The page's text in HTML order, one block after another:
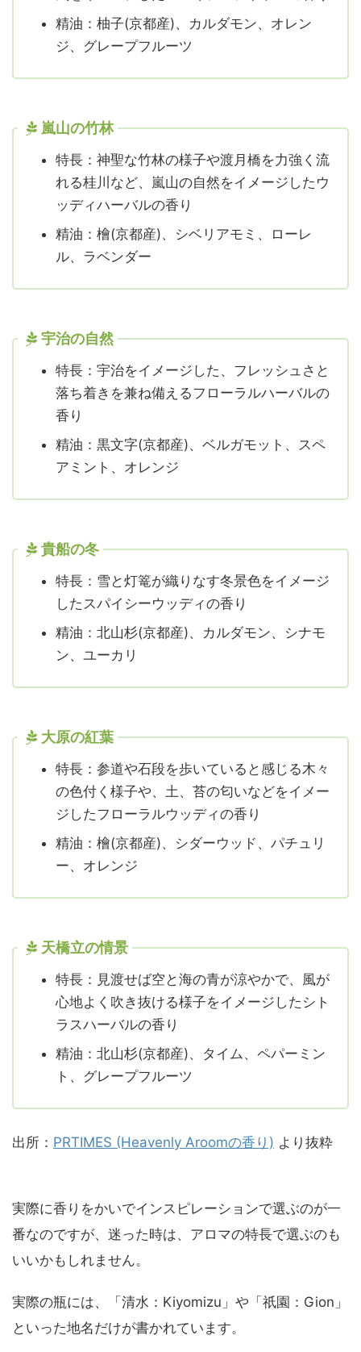
精油：柚子(京都産)、カルダモン、オレン
ジ、グレープフルーツ
嵐山の竹林
特長：神聖な竹林の様子や渡月橋を力強く流
れる桂川など、嵐山の自然をイメージしたウ
ッディハーバルの香り
精油：檜(京都産)、シベリアモミ、ローレ
ル、ラベンダー
宇治の自然
特長：宇治をイメージした、フレッシュさと
落ち着きを兼ね備えるフローラルハーバルの
香り
精油：黒文字(京都産)、ベルガモット、スペ
アミント、オレンジ
貴船の冬
特長：雪と灯篭が織りなす冬景色をイメージ
したスパイシーウッディの香り
精油：北山杉(京都産)、カルダモン、シナモ
ン、ユーカリ
大原の紅葉
特長：参道や石段を歩いていると感じる木々
の色付く様子や、土、苔の匂いなどをイメー
ジしたフローラルウッディの香り
精油：檜(京都産)、シダーウッド、パチュリ
ー、オレンジ
天橋立の情景
特長：見渡せば空と海の青が涼やかで、風が
心地よく吹き抜ける様子をイメージしたシト
ラスハーバルの香り
精油：北山杉(京都産)、タイム、ペパーミン
ト、グレープフルーツ
出所： PRTIMES (Heavenly Aroomの香り) より抜粋
実際に香りをかいでインスピレーションで選ぶのが一
番なのですが、迷った時は、アロマの特長で選ぶのも
いいかもしれません。
実際の瓶には、「清水：Kiyomizu」や「祇園：Gion」
といった地名だけが書かれています。